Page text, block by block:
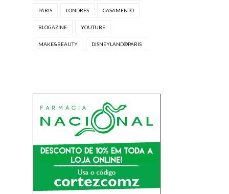
PARIS LONDRES CASAMENTO
BLOGAZINE YOUTUBE
MAKE&BEAUTY DISNEYLAND®PARIS